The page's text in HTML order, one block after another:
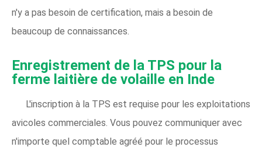
n'y a pas besoin de certification, mais a besoin de
beaucoup de connaissances.
Enregistrement de la TPS pour la
ferme laitière de volaille en Inde
L'inscription à la TPS est requise pour les exploitations
avicoles commerciales. Vous pouvez communiquer avec
n'importe quel comptable agréé pour le processus